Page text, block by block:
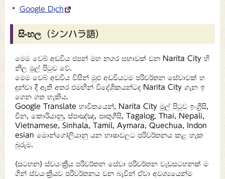
Google Dịch
සිංහල（シンハラ語）
මෙම වෙබ් අඩවිය ජපන් මහ නගර සභාවක් වන Narita City හි
නිල මුල් පිටුව වේ.
මෙම වෙබ් අඩවිය විසින් මුළු අඩවියටම පරිවර්තන සේවාවක් හ
ඳුන්වා දී ඇති අතර එමඟින් විදේශිකයන්ටද Narita City ගැන ඉ
ගෙන ගත හැකිය.
Google Translate භාවිතයෙන්, Narita City මුල් පිටුව ඉංග්‍රීසි,
චීන, කොරියානු, ස්පාඤ්ඤ, පෘතුගීසි, Tagalog, Thai, Nepali,
Vietnamese, Sinhala, Tamil, Aymara, Quechua, Indon
esian මොන්ගෝලියානු යන භාෂාවලට පරිවර්තනය කළ හැක
බුරුම.
(සටහන) ස්වයංක්‍රීය පරිවර්තන සේවා පරිවර්තන වැඩසටහනක් ම
ගින් ස්වයංක්‍රීයව පරිවර්තනය වන බැවින් ඒවා අවශ්‍යයෙන්ම